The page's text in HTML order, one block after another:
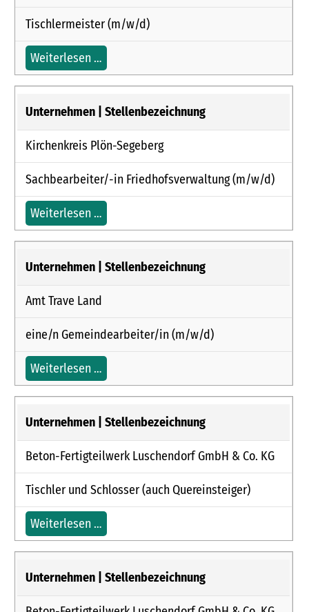
Tischlermeister (m/w/d)
Weiterlesen …
Kirchenkreis Plön-Segeberg
Sachbearbeiter/-in Friedhofsverwaltung (m/w/d)
Weiterlesen …
Amt Trave Land
eine/n Gemeindearbeiter/in (m/w/d)
Weiterlesen …
Beton-Fertigteilwerk Luschendorf GmbH & Co. KG
Tischler und Schlosser (auch Quereinsteiger)
Weiterlesen …